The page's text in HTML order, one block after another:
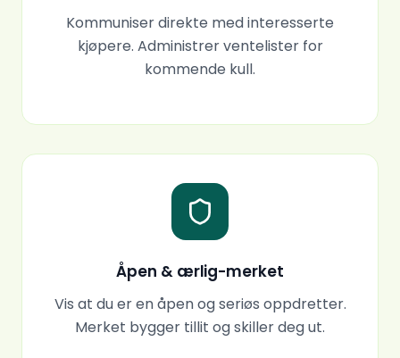
Kommuniser direkte med interesserte
kjøpere. Administrer ventelister for
kommende kull.
Åpen & ærlig-merket
Vis at du er en åpen og seriøs oppdretter.
Merket bygger tillit og skiller deg ut.